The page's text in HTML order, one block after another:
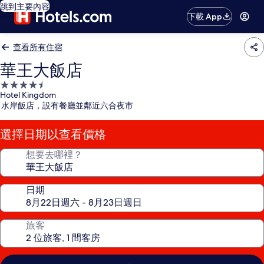
跳到主要內容
下載 App
查看所有住宿
華王大飯店
4.5
星
級
住
宿
Hotel Kingdom
水岸飯店，設有餐廳並鄰近六合夜市
選擇日期以查看價格
想要去哪裡？
日期
旅客